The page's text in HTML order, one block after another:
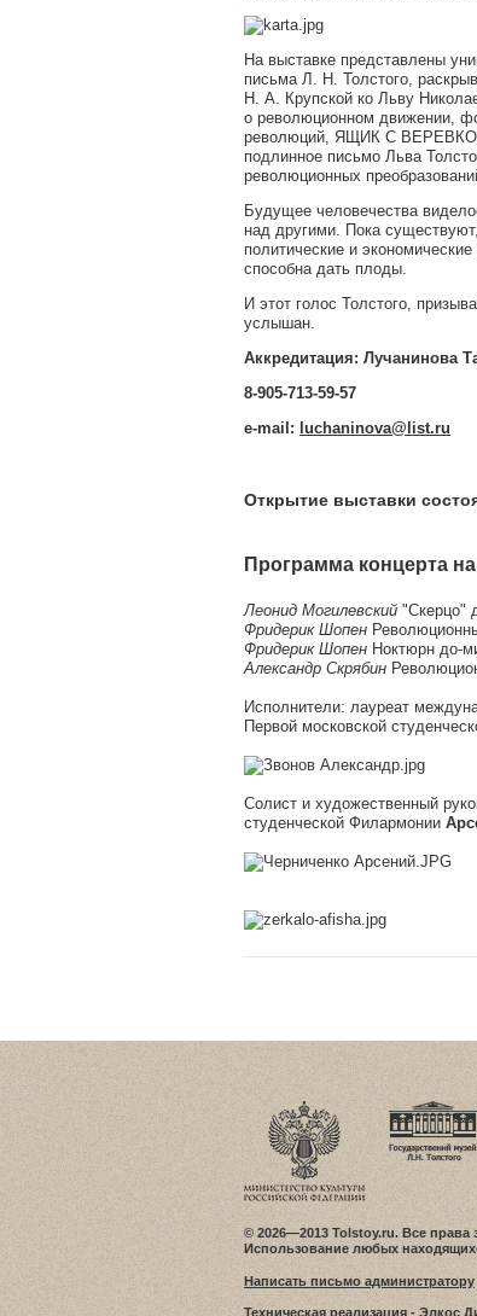
На выставке представлены
письма Л. Н. Толстого,
Н. А. Крупской ко Льву
о революционном движении,
революций, ЯЩИК С
подлинное письмо Льва
революционных
Будущее человечества
над другими. Пока
политические и
способна дать плоды.
И этот голос Толстого,
услышан.
Аккредитация: Лучанинова
8-905-713-59-57
e-mail: luchaninova@list.ru
Открытие выставки
Программа концерта
Леонид Могилевский "Скерцо"
Фридерик Шопен
Фридерик Шопен Ноктюрн до-
Александр Скрябин
Исполнители: лауреат
Первой московской
Солист и художественный
студенческой Филармонии
© 2026—2013 Tolstoy.ru. Все
Использование любых
Написать письмо администратору
Техническая реализация - Элкос